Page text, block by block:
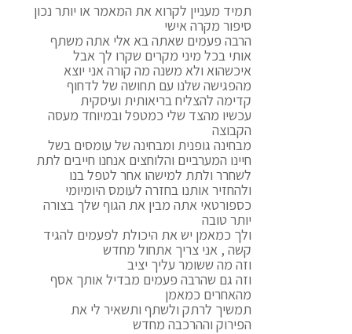
תמיד מעניין לקרוא את המאמר או יותר נכון
סיפור מקרה אישי
הרבה פעמים שאתה בא אלי אתה משתף
אותי בכל מיני מקרים שקרו לך אבל
איכשהוא ולא משנה מה קורה אני יוצא
מהפגישה שלנו עם תחושה של לדחוף
קדימה להצליח בריאותית ועיסקית
עכשיו מהצד שלי כמטפל ובמיוחד מעסה
הקבוצה
מבחינה גופנית ומבחינה של עומסים בשל
חיינו המערביים והלוחצים אנחנו חייבים לתת
לשחרר ולתת למישהו אחר לטפל בנו
ולהחזיר אותנו בחזרה לעומס היומיומי
כספורטאי אתה מבין את הגוף שלך בצורה
יותר טובה
ולך כמאמן יש את היכולת לפעמים להגיד
קשה , אני צריך אתחול מחדש
וזה מה ששומר עליך יציב
וזה גם שהרבה פעמים מבדיל אותך אסף
מהאחרים כמאמן
תמשיך לרתק ולשתף ותשאיר לי את
הפירוק וההרכבה מחדש